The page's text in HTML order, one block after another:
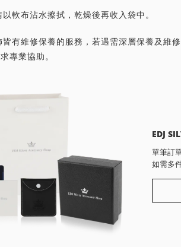
軟布沾水擦拭，乾燥後再收入袋中。
有維修保養的服務，若遇需深層保養及維
專業協助。
EDJ
單筆訂
如需多